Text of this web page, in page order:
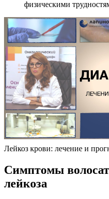
физическими
Лейкоз крови: лечение и
Симптомы
лейкоза